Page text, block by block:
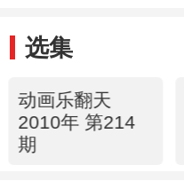
选集
动画乐翻天
2010年 第214
期